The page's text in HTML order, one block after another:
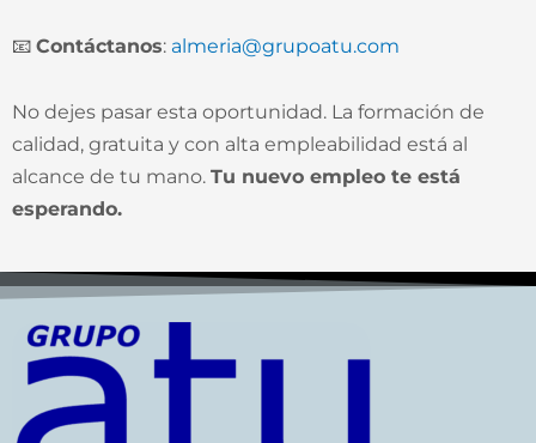
📧 Contáctanos: almeria@grupoatu.com
No dejes pasar esta oportunidad. La formación de
calidad, gratuita y con alta empleabilidad está al
alcance de tu mano. Tu nuevo empleo te está
esperando.